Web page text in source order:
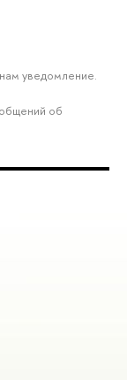
уведомление.
об